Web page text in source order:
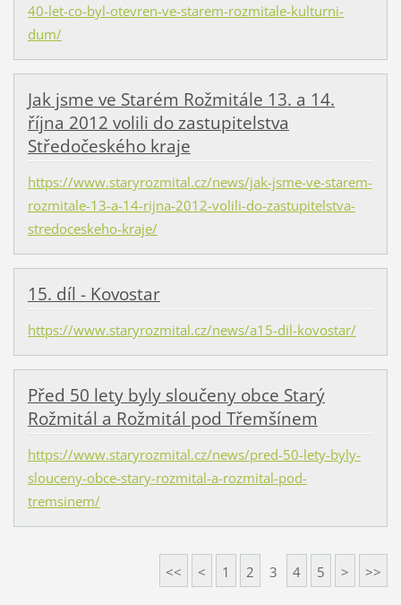
40-let-co-byl-otevren-ve-starem-rozmitale-kulturni-
dum/
Jak jsme ve Starém Rožmitále 13. a 14.
října 2012 volili do zastupitelstva
Středočeského kraje
https://www.staryrozmital.cz/news/jak-jsme-ve-starem-
rozmitale-13-a-14-rijna-2012-volili-do-zastupitelstva-
stredoceskeho-kraje/
15. díl - Kovostar
https://www.staryrozmital.cz/news/a15-dil-kovostar/
Před 50 lety byly sloučeny obce Starý
Rožmitál a Rožmitál pod Třemšínem
https://www.staryrozmital.cz/news/pred-50-lety-byly-
slouceny-obce-stary-rozmital-a-rozmital-pod-
tremsinem/
<< < 1 2 3 4 5 > >>